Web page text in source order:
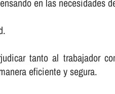
en las necesidades
tanto al trabajador
eficiente y segura.